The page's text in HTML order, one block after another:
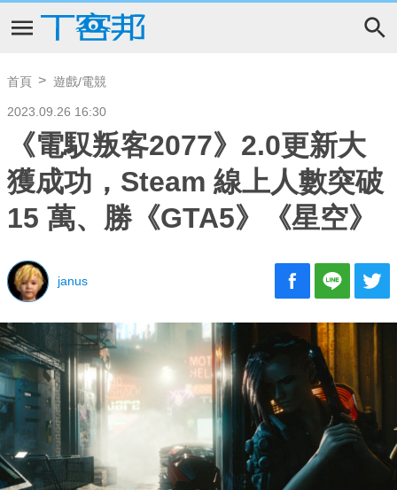
首頁 遊戲/電競
2023.09.26 16:30
《電馭叛客2077》2.0更新大
獲成功，Steam 線上人數突破
15 萬、勝《GTA5》《星空》
janus